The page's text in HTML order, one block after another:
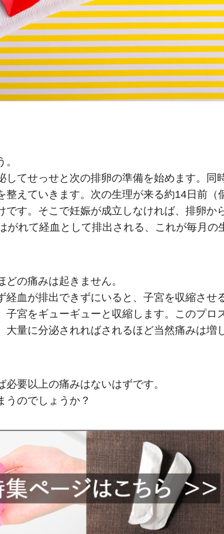
てせっせと次の排卵の準備を始めます。同
えていきます。次の生理が来る約14日前（
す。そこで妊娠が成立しなければ、排卵か
れて経血として排出される、これが毎月の
の痛みは起きません。
血が排出できずにいると、子宮を収縮させ
宮をギューギューと収縮します。このプロ
量に分泌されればされるほど当然痛みは増
要以上の痛みはないはずです。
うのでしょうか？